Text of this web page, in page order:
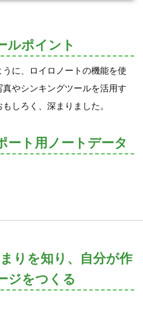
ルポイント
に、ロイロノートの機能を使
やシンキングツールを活用す
しろく、深まりました。
ート用ノートデータ
りを知り、自分が作
ジをつくる